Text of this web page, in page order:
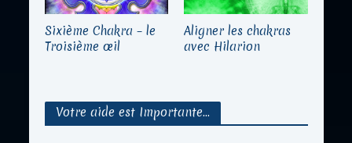
Sixième Chakra – le
Troisième œil
Aligner les chakras
avec Hilarion
Votre aide est Importante…